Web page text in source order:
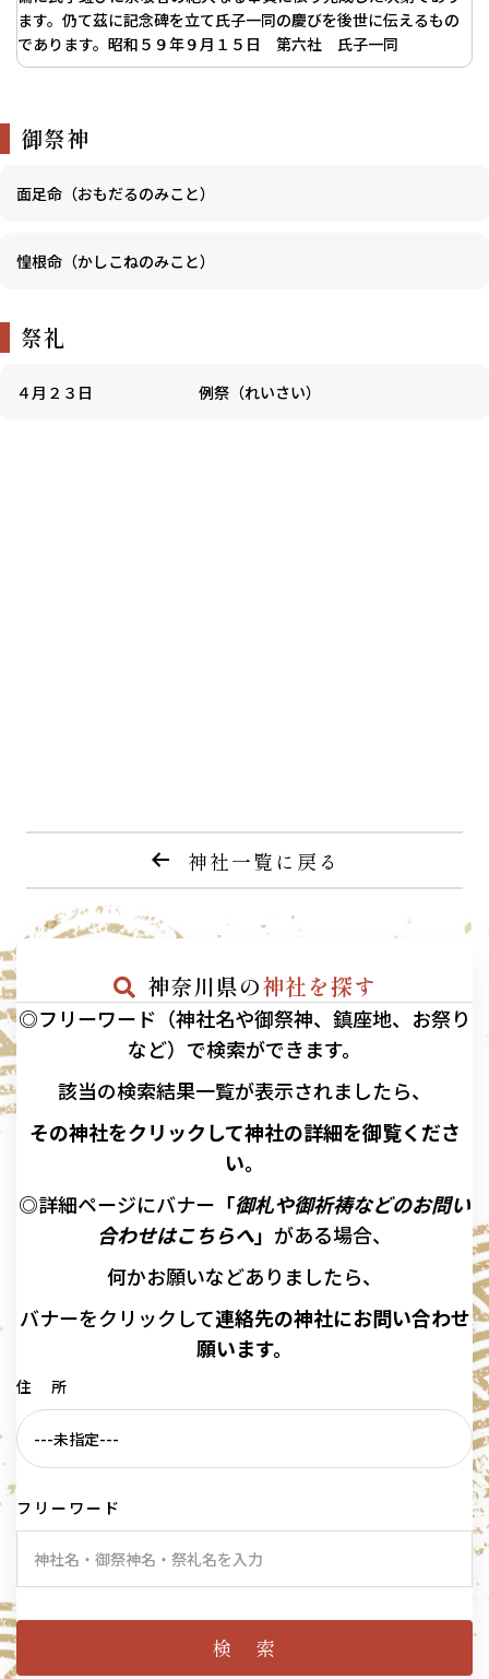
ます。仍て茲に記念碑を立て氏子一同の慶びを後世に伝えるもの
であります。昭和５９年９月１５日 第六社 氏子一同
御祭神
面足命（おもだるのみこと）
惶根命（かしこねのみこと）
祭礼
４月２３日 例祭（れいさい）
神社一覧に戻る
神奈川県の神社を探す
◎フリーワード（神社名や御祭神、鎮座地、お祭り
など）で検索ができます。
該当の検索結果一覧が表示されましたら、
その神社をクリックして神社の詳細を御覧くださ
い。
◎詳細ページにバナー 「御札や御祈祷などのお問い
合わせはこちらへ」 がある場合、
何かお願いなどありましたら、
バナーをクリックして連絡先の神社にお問い合わせ
願います。
住 所
フリーワード